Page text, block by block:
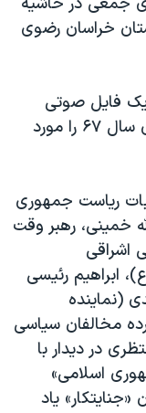
خراسان رضوی
یک فایل صوتی
منتشر کرد که او در آن سران اعدام های سال ۶۷ را مورد
ریاست جمهوری
خمینی، رهبر وقت
اشراقی
ابراهیم رئیسی
(نماینده
مخالفان سیاسی
در دیدار با
اسلامی»
یاد